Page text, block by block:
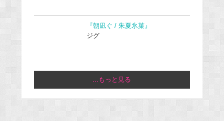
『朝凪ぐ / 朱夏氷菓』
ジグ
...もっと見る